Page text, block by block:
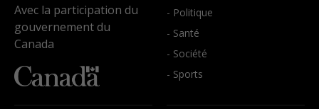
Avec la participation du
gouvernement du
Canada
- Politique
- Santé
- Société
- Sports